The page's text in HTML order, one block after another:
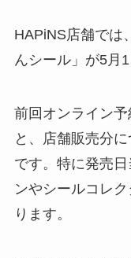
HAPiNS店舗では
んシール」が5月
前回オンライン
と、店舗販売分
です。特に発売
ンやシールコレ
ります。